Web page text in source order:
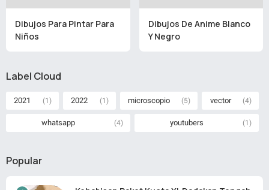
Dibujos Para Pintar Para
Niños
Dibujos De Anime Blanco
Y Negro
Label Cloud
2021 (1) 2022 (1) microscopio (5) vector (4)
whatsapp (4) youtubers (1)
Popular